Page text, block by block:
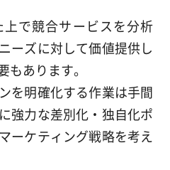
で競合サービスを分析
ーズに対して価値提供し
もあります。
を明確化する作業は手間
強力な差別化・独自化ポ
ーケティング戦略を考え